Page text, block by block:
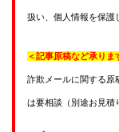
扱い、個人情報を保護
＜記事原稿など承りま
詐欺メールに関する原
は要相談（別途お見積